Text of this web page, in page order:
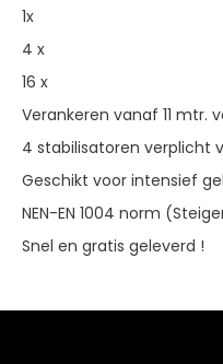
1x
4 x
16 x
Verankeren vanaf 11 mtr.
4 stabilisatoren verplicht
Geschikt voor intensief
NEN-EN 1004 norm
Snel en gratis geleverd !